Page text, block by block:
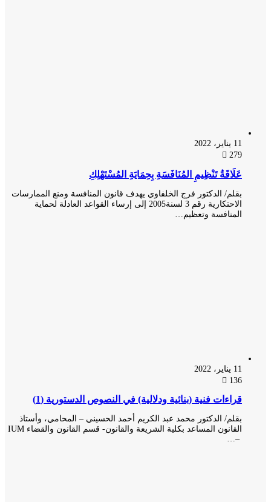
عَلَاقَةُ تَنْظِيمِ المُنَافَسَةِ بِحِمَايَةِ المُسْتَهْلِكِ
بقلم/ الدكتور فرج الخلفاوي يهدف قانون المنافسة ومنع الممارسات
الاحتكارية رقم 3 لسنة2005 إلى إرساء القواعد العادلة لحماية
المنافسة وتعظيم…
قراءات فنية (بنائية ودلالية) في النصوص الدستورية (1)
بقلم/ الدكتور محمد عبد الكريم أحمد الحسيني – المحامي، وأستاذ
القانون المساعد بكلية الشريعة والقانون- قسم القانون والقضاء IUM